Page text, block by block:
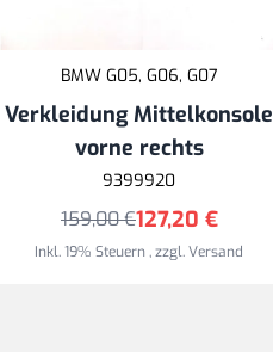
BMW G05, G06, G07
Verkleidung Mittelkonsole
vorne rechts
9399920
127,20 €
159,00 €
Inkl. 19% Steuern,zzgl.Versand